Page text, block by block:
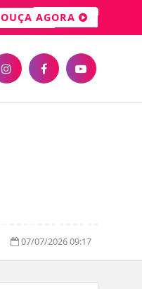
OUÇA AGORA
07/07/2026 09:17